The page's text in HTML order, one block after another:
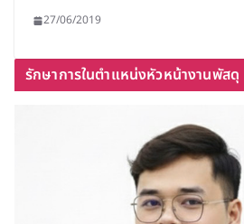
27/06/2019
รักษาการในตำแหน่งหัวหน้างานพัสดุ